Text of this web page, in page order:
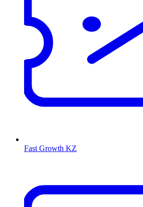
Fast Growth KZ